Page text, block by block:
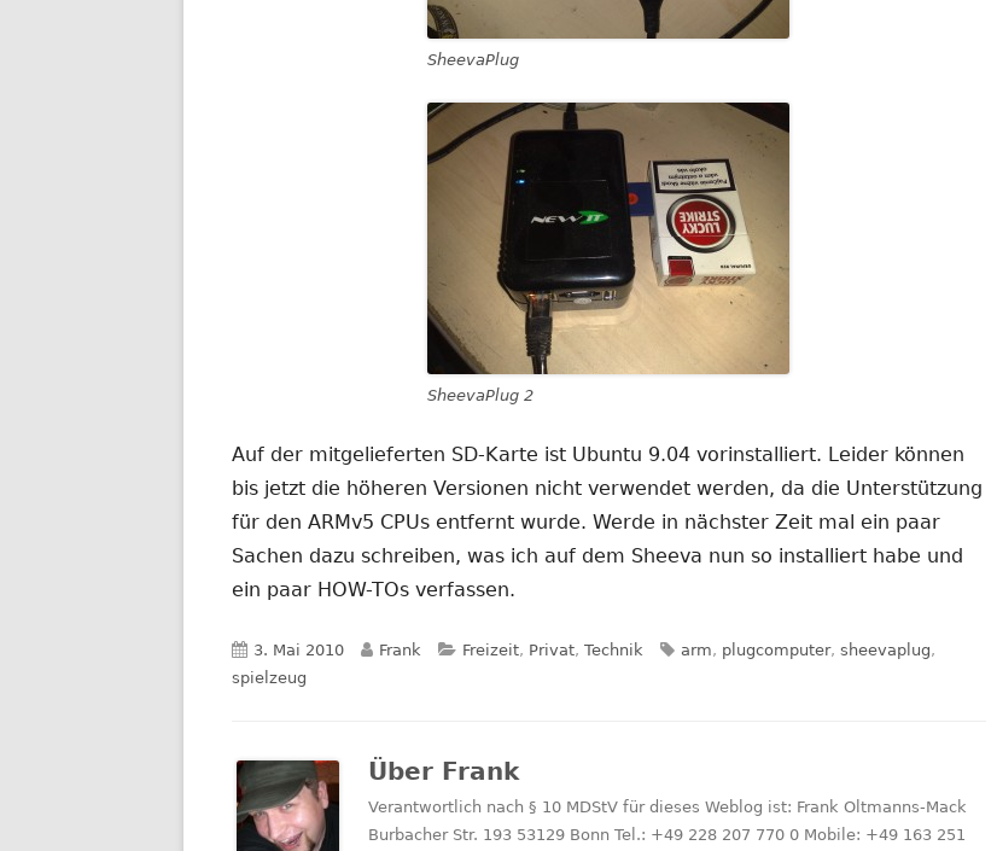
SheevaPlug
SheevaPlug 2
Auf der mitgelieferten SD-Karte ist Ubuntu 9.04 vorinstalliert. Leider können
bis jetzt die höheren Versionen nicht verwendet werden, da die Unterstützung
für den ARMv5 CPUs entfernt wurde. Werde in nächster Zeit mal ein paar
Sachen dazu schreiben, was ich auf dem Sheeva nun so installiert habe und
ein paar HOW-TOs verfassen.
Veröffentlicht
am
3. Mai 2010 Autor
Frank Kategorien
Freizeit, Privat, Technik Schlagwörter
arm, plugcomputer, sheevaplug,
spielzeug
Über Frank
Verantwortlich nach § 10 MDStV für dieses Weblog ist: Frank Oltmanns-Mack
Burbacher Str. 193 53129 Bonn Tel.: +49 228 207 770 0 Mobile: +49 163 251